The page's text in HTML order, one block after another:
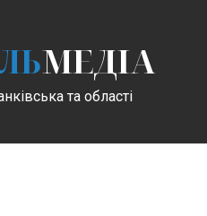
МЕДІА
та області